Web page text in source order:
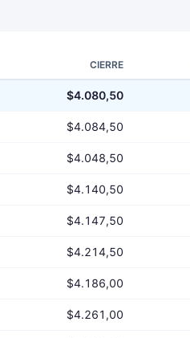
CIERRE
$4.080,50
$4.084,50
$4.048,50
$4.140,50
$4.147,50
$4.214,50
$4.186,00
$4.261,00